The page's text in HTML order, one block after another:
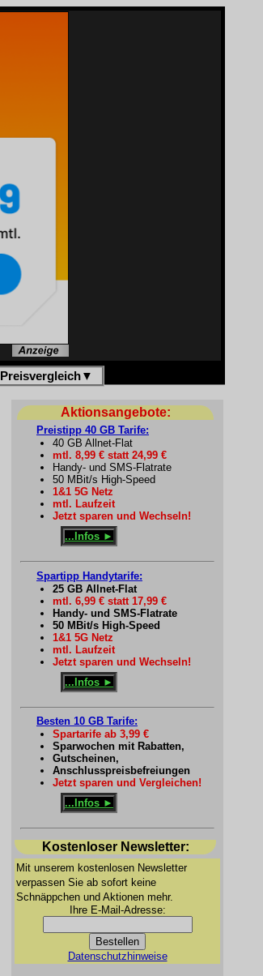
Preisvergleich▼
Aktionsangebote:
Preistipp 40 GB Tarife:
40 GB Allnet-Flat
mtl. 8,99 € statt 24,99 €
Handy- und SMS-Flatrate
50 MBit/s High-Speed
1&1 5G Netz
mtl. Laufzeit
Jetzt sparen und Wechseln!
...Infos ►
Spartipp Handytarife:
25 GB Allnet-Flat
mtl. 6,99 € statt 17,99 €
Handy- und SMS-Flatrate
50 MBit/s High-Speed
1&1 5G Netz
mtl. Laufzeit
Jetzt sparen und Wechseln!
...Infos ►
Besten 10 GB Tarife:
Spartarife ab 3,99 €
Sparwochen mit Rabatten,
Gutscheinen,
Anschlusspreisbefreiungen
Jetzt sparen und Vergleichen!
...Infos ►
Kostenloser Newsletter:
Mit unserem kostenlosen Newsletter
verpassen Sie ab sofort keine
Schnäppchen und Aktionen mehr.
Ihre E-Mail-Adresse:
Datenschutzhinweise